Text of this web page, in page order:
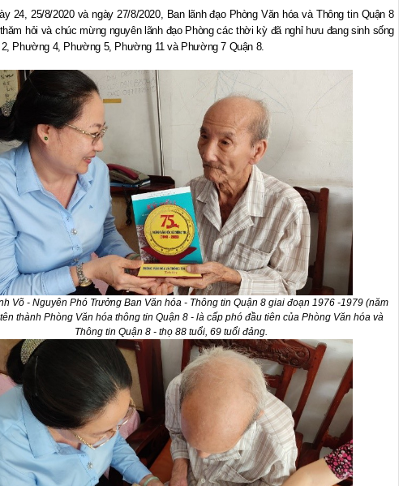
24, 25/8/2020 và ngày 27/8/2020, Ban lãnh đạo Phòng Văn hóa và Thông tin Quận 8
hỏi và chúc mừng nguyên lãnh đạo Phòng các thời kỳ đã nghỉ hưu đang sinh sống
Phường 4, Phường 5, Phường 11 và Phường 7 Quận 8.
Võ - Nguyên Phó Trưởng Ban Văn hóa - Thông tin Quận 8 giai đoạn 1976 -1979 (năm
thành Phòng Văn hóa thông tin Quận 8 - là cấp phó đầu tiên của Phòng Văn hóa và
Thông tin Quận 8 - thọ 88 tuổi, 69 tuổi đảng.